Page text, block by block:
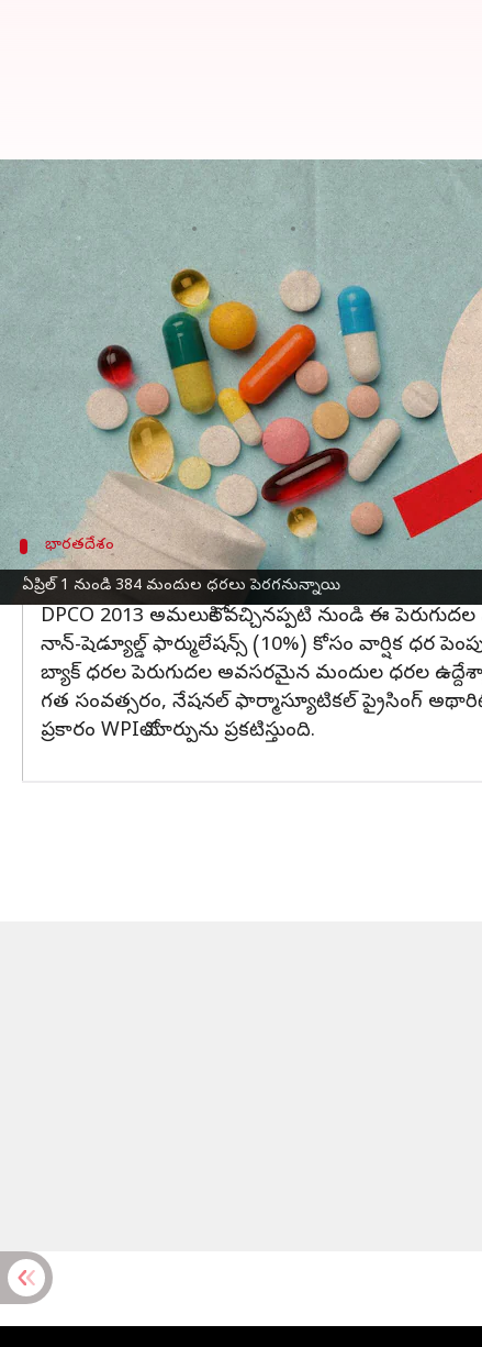
ఏప్రిల్ 1 నుండి 384 మందుల ధరలు పెరగనున్నాయి
ఏప్రిల్ 1 నుండి 12% పెరగనున్న
వ్రాసిన వారు Nishkala Sathivada Mar 29, 2023 01:02 pm
ఈ వార్తాకథనం ఏంటి
దాదాపు అన్ని నిత్యావసర వస్తువుల ధరలు పెరిగిన
నివేదికల ప్రకారం, టోకు ధరల సూచీ (WPI)
పైగా ఫార్ములేషన్స్‌తో సహా 384 అవసరమైన మందుల
మార్కెట్‌లో ఔషధాల కొరత లేకుండా చూసేందుకు
దీనితో తయారీదారులు, వినియోగదారులు ప్రయోజనం
భారతదేశం
DPCO 2013 అమలులోకి వచ్చినప్పటి
DPCO 2013 అమలులోకి వచ్చినప్పటి నుండి ఈ
నాన్-షెడ్యూల్డ్ ఫార్ములేషన్స్ (10%) కోసం వార్షిక ధర
బ్యాక్ ధరల పెరుగుదల అవసరమైన మందుల ధరల
గత సంవత్సరం, నేషనల్ ఫార్మాస్యూటికల్ ప్రైసింగ్ అథారిటీ
ప్రకారం WPIలో మార్పును ప్రకటిస్తుంది.